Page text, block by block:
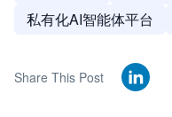
私有化AI智能体平台
Share This Post